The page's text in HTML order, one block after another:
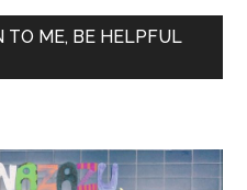
TO ME, BE HELPFUL